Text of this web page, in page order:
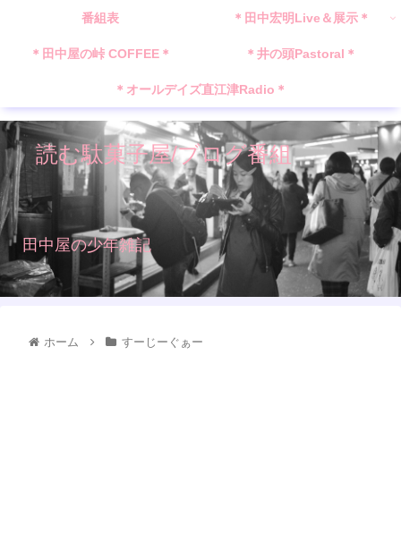
読む駄菓子屋/ブログ番組
田中屋の少年雑記
番組表 ＊田中宏明Live＆展示＊
＊田中屋の峠 COFFEE＊ ＊井の頭Pastoral＊
＊オールデイズ直江津Radio＊
ホーム すーじーぐぁー